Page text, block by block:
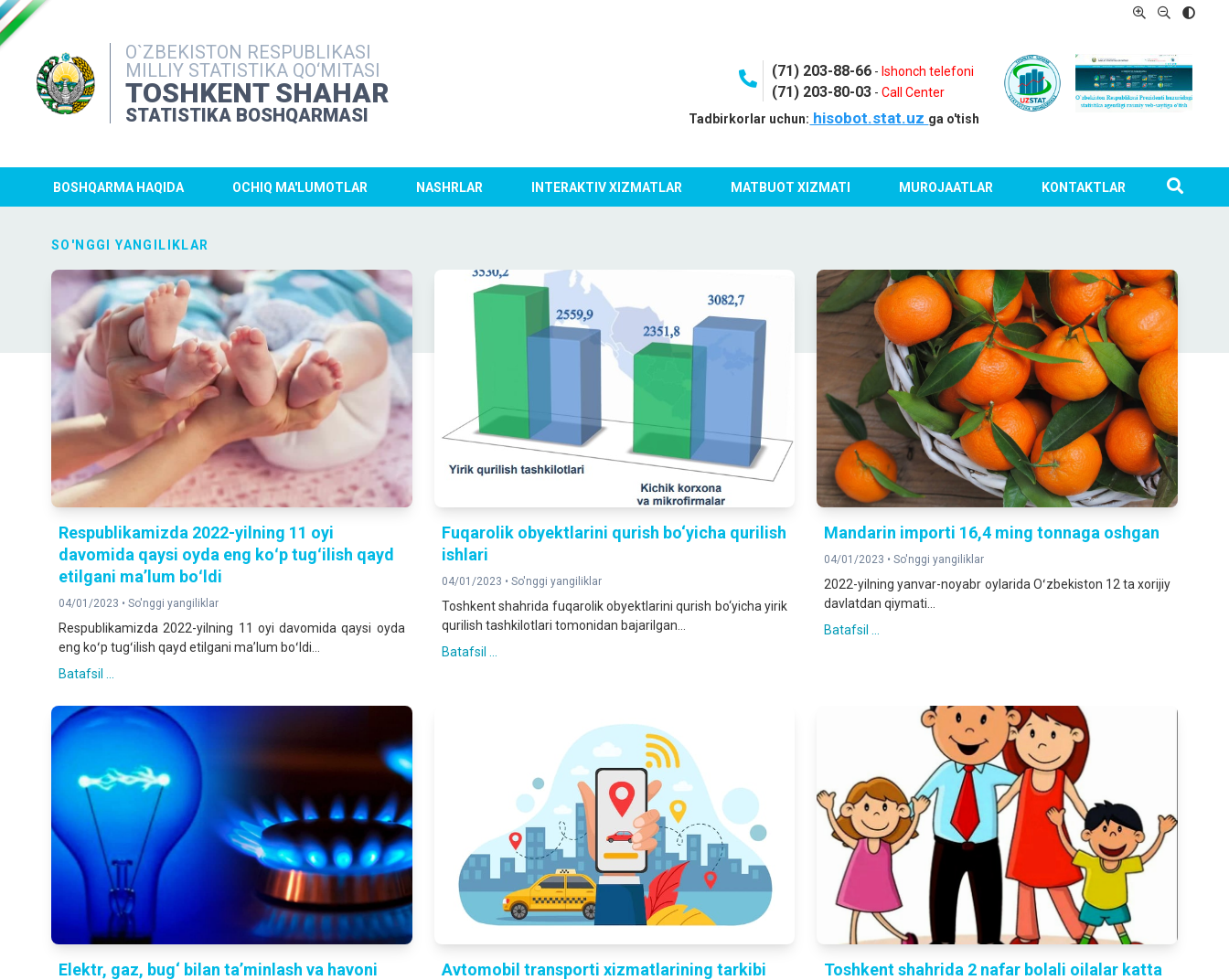
O`ZBEKISTON RESPUBLIKASI
MILLIY STATISTIKA QO‘MITASI
TOSHKENT SHAHAR
STATISTIKA BOSHQARMASI
(71) 203-88-66 - Ishonch telefoni
(71) 203-80-03 -Call Center
Tadbirkorlar uchun: hisobot.stat.uz ga o'tish
BOSHQARMA HAQIDA OCHIQ MA'LUMOTLAR NASHRLAR INTERAKTIV XIZMATLAR MATBUOT XIZMATI MUROJAATLAR KONTAKTLAR
SO'NGGI YANGILIKLAR
Respublikamizda 2022-yilning 11 oyi
davomida qaysi oyda eng koʻp tugʻilish qayd
etilgani maʼlum boʻldi
04/01/2023 • So'nggi yangiliklar
Respublikamizda 2022-yilning 11 oyi davomida qaysi oyda
eng koʻp tugʻilish qayd etilgani maʼlum boʻldi...
Batafsil ...
Fuqarolik obyektlarini qurish bo‘yicha qurilish
ishlari
04/01/2023 • So'nggi yangiliklar
Toshkent shahrida fuqarolik obyektlarini qurish bo‘yicha yirik
qurilish tashkilotlari tomonidan bajarilgan...
Batafsil ...
Mandarin importi 16,4 ming tonnaga oshgan
04/01/2023 •So'nggi yangiliklar
2022-yilning yanvar-noyabr oylarida Oʻzbekiston 12 ta xorijiy
davlatdan qiymati...
Batafsil ...
Elektr, gaz, bug‘ bilan ta’minlash va havoni
Аvtomobil transporti xizmatlarining tarkibi
Toshkent shahrida 2 nafar bolali oilalar katta